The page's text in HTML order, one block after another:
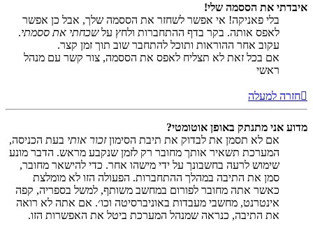
איבדתי את הססמה שלי!
בלי פאניקה! אי אפשר לשחזר את הססמה שלך, אבל כן אפשר
לאפס אותה. בקר בדף ההתחברות ולחץ עלשכחתי את ססמתי.
עקוב אחר ההוראות ותוכל להתחבר שוב תוך זמן קצר.
אם בכל זאת לא תצליח לאפס את הססמה, צור קשר עם מנהל
ראשי
חזרה למעלה
מדוע אני מתנתק באופן אוטומטי?
אם לא תסמן את לבדוק את תיבת הסימוןזכור אותי בעת הכניסה,
המערכת תשאיר אותך מחובר רק לזמן שנקבע מראש. הדבר מונע
שימוש לרעה בחשבונך על ידי מישהו אחר. כדי להישאר מחובר,
סמן את התיבה במהלך ההתחברות. הפעולה הזו לא מומלצת
כאשר אתה מחובר לפורום במחשב משותף, למשל בספריה, קפה
אינטרנט, מחשבי מעבדות באוניברסיטה וכו׳. אם אתה לא רואה
את התיבה, כנראה שמנהל המערכת ביטל את האפשרות הזו.